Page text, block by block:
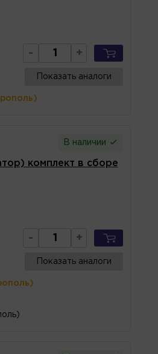
- +
Показать аналоги
В наличии
комплект в сборе
- +
Показать аналоги